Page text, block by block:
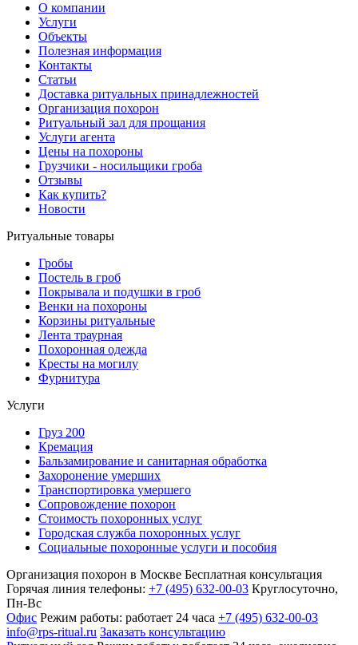
О компании
Услуги
Объекты
Полезная информация
Контакты
Статьи
Доставка ритуальных принадлежностей
Организация похорон
Ритуальный зал для прощания
Услуги агента
Цены на похороны
Грузчики - носильщики гроба
Отзывы
Как купить?
Новости
Ритуальные товары
Гробы
Постель в гроб
Покрывала и подушки в гроб
Венки на похороны
Корзины ритуальные
Лента траурная
Похоронная одежда
Кресты на могилу
Фурнитура
Услуги
Груз 200
Кремация
Бальзамирование и санитарная обработка
Захоронение умерших
Транспортировка умершего
Сопровождение похорон
Стоимость похоронных услуг
Городская служба похоронных услуг
Социальные похоронные услуги и пособия
Организация похорон в Москве Бесплатная консультация
Горячая линия телефоны: +7 (495) 632-00-03 Круглосуточно,
Пн-Вс
Офис Режим работы: работает 24 часа +7 (495) 632-00-03
info@rps-ritual.ru Заказать консультацию